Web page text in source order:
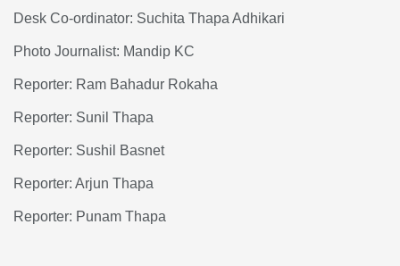
Desk Co-ordinator: Suchita Thapa Adhikari
Photo Journalist: Mandip KC
Reporter: Ram Bahadur Rokaha
Reporter: Sunil Thapa
Reporter: Sushil Basnet
Reporter: Arjun Thapa
Reporter: Punam Thapa